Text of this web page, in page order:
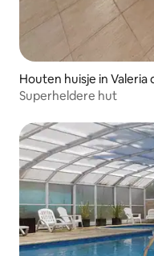
Houten huisje in Valeria
Superheldere hut